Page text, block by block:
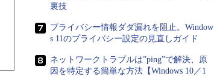
裏技
プライバシー情報ダダ漏れを阻止。Window
s 11のプライバシー設定の見直しガイド
ネットワークトラブルは”ping”で解決、原
因を特定する簡単な方法【Windows 10／1